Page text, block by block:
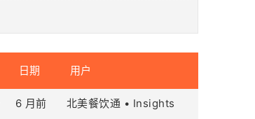
日期 用户
6 月前 北美餐饮通 • Insights